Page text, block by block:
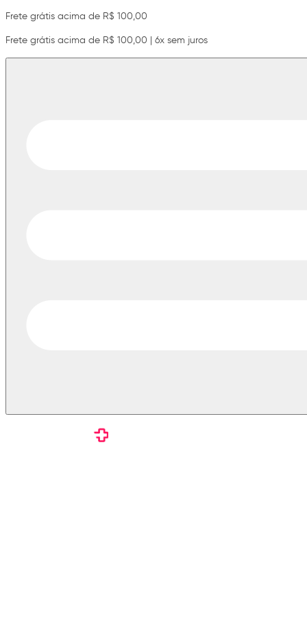
Frete grátis acima de R$ 100,00
Frete grátis acima de R$ 100,00 | 6x sem juros